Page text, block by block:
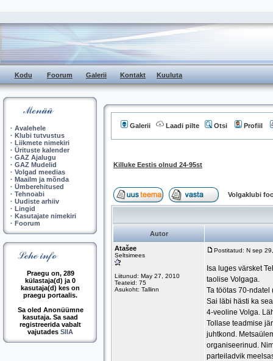
Kodu Foorum Galerii Kontakt Kuuluta
· Avalehele
· Klubi tutvustus
· Liikmete nimekiri
· Ürituste kalender
· GAZ Ajalugu
· GAZ Mudelid
· Volgad meedias
· Maailm ja mõnda
· Ümberehitused
· Tehnoabi
· Uudiste arhiiv
· Lingid
· Kasutajate nimekiri
· Foorum
Praegu on, 289
külastaja(d) ja 0
kasutaja(d) kes on
praegu portaalis.
Sa oled Anonüümne
kasutaja. Sa saad
registreerida vabalt
vajutades SIIA
Galerii Laadi pilte Otsi Profiil
Killuke Eestis olnud 24-95st
Volgaklubi
Autor
Atašee
Seltsimees
Liitunud: May 27, 2010
Teateid: 75
Asukoht: Tallinn
Postitatud: N sep
Isa luges värsket
taolise Volgaga.
Ta töötas 70-
Sai läbi hästi ka
4-veoline Volga.
Tollase teadmise
juhtkond.
organiseerinud.
parteiladvik